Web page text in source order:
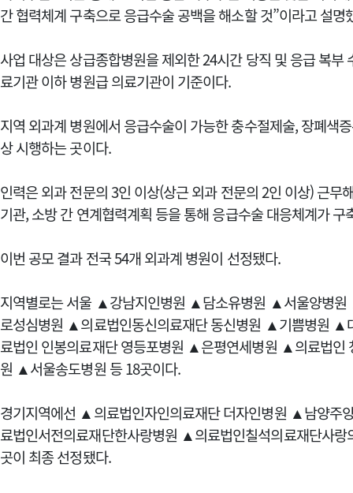
간 협력체계 구축으로 응급수술 공백을 해소할 것”이라고 설명
사업 대상은 상급종합병원을 제외한 24시간 당직 및 응급 복
료기관 이하 병원급 의료기관이 기준이다.
지역 외과계 병원에서 응급수술이 가능한 충수절제술, 장폐색
상 시행하는 곳이다.
인력은 외과 전문의 3인 이상(상근 외과 전문의 2인 이상) 근무
기관, 소방 간 연계협력계획 등을 통해 응급수술 대응체계가 구
이번 공모 결과 전국 54개 외과계 병원이 선정됐다.
지역별로는 서울 ▲강남지인병원 ▲담소유병원 ▲서울양병
로성심병원 ▲의료법인동신의료재단 동신병원 ▲기쁨병원
료법인 인봉의료재단 영등포병원 ▲은평연세병원 ▲의료법
원 ▲서울송도병원 등 18곳이다.
경기지역에선 ▲의료법인자인의료재단 더자인병원 ▲남양
료법인서전의료재단한사랑병원 ▲의료법인칠석의료재단사
곳이 최종 선정됐다.